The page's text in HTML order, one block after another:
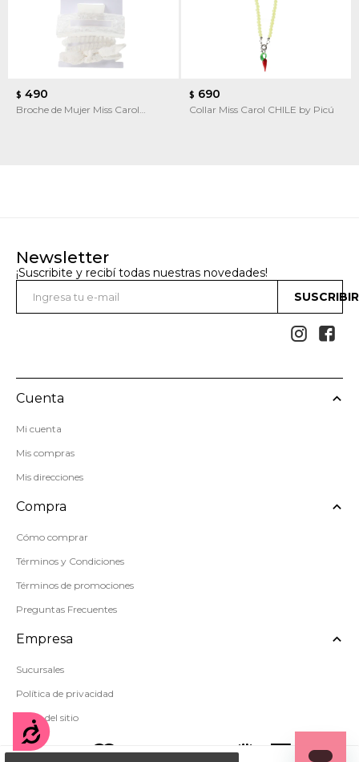
Accesibilidad
$ 490
Broche de Mujer Miss Carol
$ 690
Collar Miss Carol CHILE by Picú
Newsletter
¡Suscribite y recibí todas nuestras novedades!
 
Cuenta
Mi cuenta
Mis compras
Mis direcciones
Compra
Cómo comprar
Términos y Condiciones
Términos de promociones
Preguntas Frecuentes
Empresa
Sucursales
Política de privacidad
Mapa del sitio